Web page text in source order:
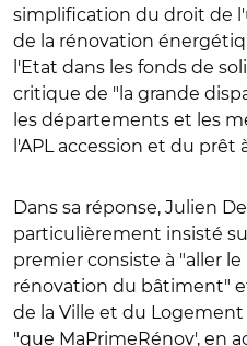
simplification du droit de
de la rénovation
l'Etat dans les fonds de
critique de "la grande
les départements et les
l'APL accession et du prêt
Dans sa réponse, Julien
particulièrement insisté
premier consiste à "aller
rénovation du bâtiment"
de la Ville et du
"que MaPrimeRénov', en